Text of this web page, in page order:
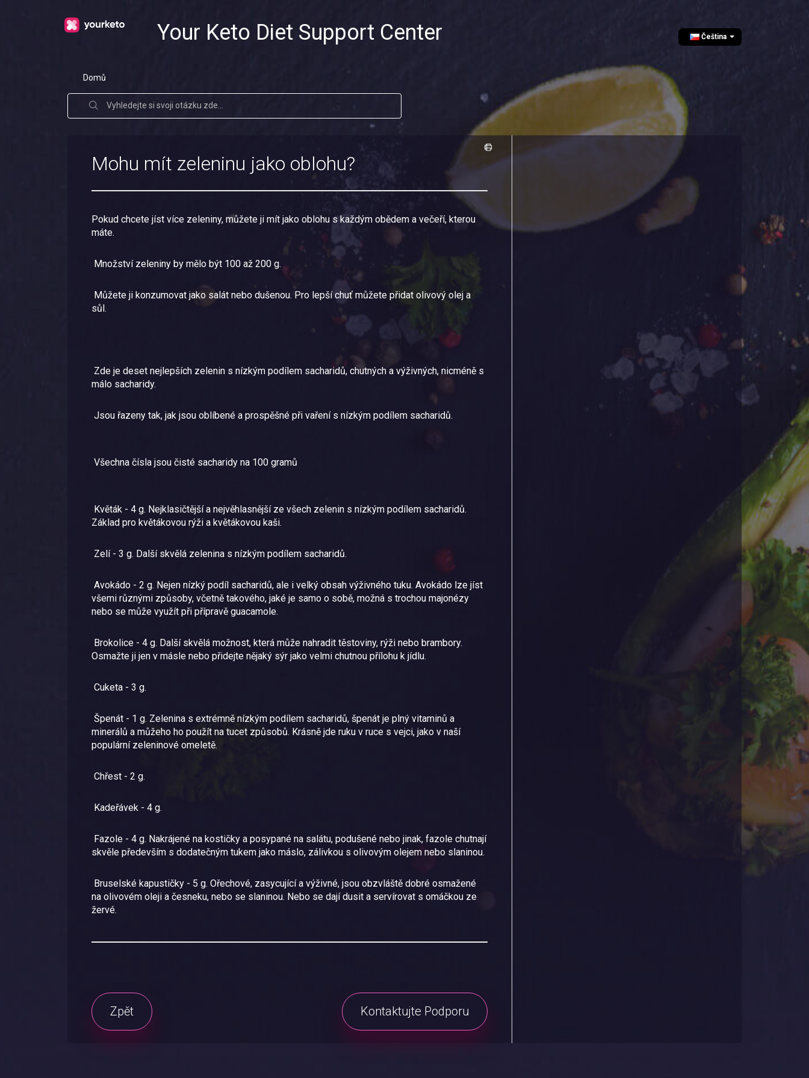
Your Keto Diet Support Center Čeština
Domů
Mohu mít zeleninu jako oblohu?
Pokud chcete jíst více zeleniny, můžete ji mít jako oblohu s každým obědem a večeří, kterou
máte.
Množství zeleniny by mělo být 100 až 200 g.
Můžete ji konzumovat jako salát nebo dušenou. Pro lepší chuť můžete přidat olivový olej a
sůl.
Zde je deset nejlepších zelenin s nízkým podílem sacharidů, chutných a výživných, nicméně s
málo sacharidy.
Jsou řazeny tak, jak jsou oblíbené a prospěšné při vaření s nízkým podílem sacharidů.
Všechna čísla jsou čisté sacharidy na 100 gramů
Květák - 4 g. Nejklasičtější a nejvěhlasnější ze všech zelenin s nízkým podílem sacharidů.
Základ pro květákovou rýži a květákovou kaši.
Zelí - 3 g. Další skvělá zelenina s nízkým podílem sacharidů.
Avokádo - 2 g. Nejen nízký podíl sacharidů, ale i velký obsah výživného tuku. Avokádo lze jíst
všemi různými způsoby, včetně takového, jaké je samo o sobě, možná s trochou majonézy
nebo se může využít při přípravě guacamole.
Brokolice - 4 g. Další skvělá možnost, která může nahradit těstoviny, rýži nebo brambory.
Osmažte ji jen v másle nebo přidejte nějaký sýr jako velmi chutnou přílohu k jídlu.
Cuketa - 3 g.
Špenát - 1 g. Zelenina s extrémně nízkým podílem sacharidů, špenát je plný vitaminů a
minerálů a můžeho ho použít na tucet způsobů. Krásně jde ruku v ruce s vejci, jako v naší
populární zeleninové omeletě.
Chřest - 2 g.
Kadeřávek - 4 g.
Fazole - 4 g. Nakrájené na kostičky a posypané na salátu, podušené nebo jinak, fazole chutnají
skvěle především s dodatečným tukem jako máslo, zálivkou s olivovým olejem nebo slaninou.
Bruselské kapustičky - 5 g. Ořechové, zasycující a výživné, jsou obzvláště dobré osmažené
na olivovém oleji a česneku, nebo se slaninou. Nebo se dají dusit a servírovat s omáčkou ze
žervé.
Zpět Kontaktujte Podporu